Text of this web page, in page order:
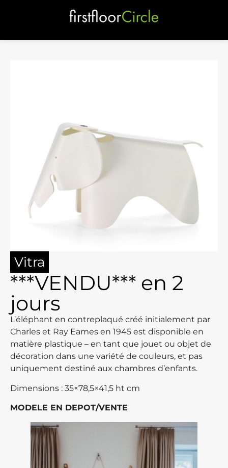
Vitra
***VENDU*** en 2
jours
L’éléphant en contreplaqué créé initialement par
Charles et Ray Eames en 1945 est disponible en
matière plastique – en tant que jouet ou objet de
décoration dans une variété de couleurs, et pas
uniquement destiné aux chambres d’enfants.
Dimensions : 35×78,5×41,5 ht cm
MODELE EN DEPOT/VENTE